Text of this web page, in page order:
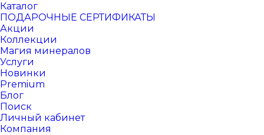
Каталог
ПОДАРОЧНЫЕ СЕРТИФИКАТЫ
Акции
Коллекции
Магия минералов
Услуги
Новинки
Premium
Блог
Поиск
Личный кабинет
Компания